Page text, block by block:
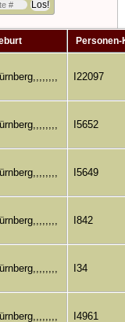
Personen-
I22097
I5652
I5649
I842
I34
I4961